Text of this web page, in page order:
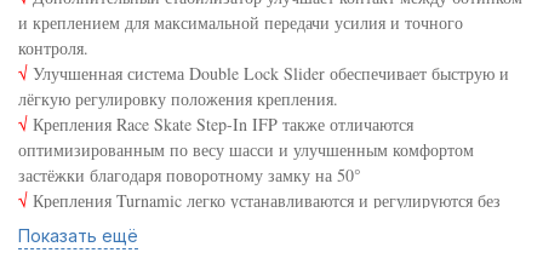
и креплением для максимальной передачи усилия и точного
контроля.
√ Улучшенная система Double Lock Slider обеспечивает быструю и
лёгкую регулировку положения крепления.
√ Крепления Race Skate Step-In IFP также отличаются
оптимизированным по весу шасси и улучшенным комфортом
застёжки благодаря поворотному замку на 50°
√ Крепления Turnamic легко устанавливаются и регулируются без
дополнительных инструментов.
•Совместимы только с платформой IFP (Integrated Fixation Plate) и
Показать ещё